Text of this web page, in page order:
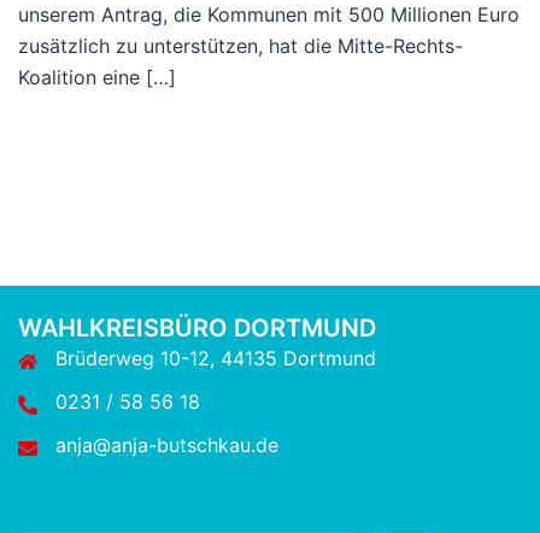
unserem Antrag, die Kommunen mit 500 Millionen Euro
zusätzlich zu unterstützen, hat die Mitte-Rechts-
Koalition eine […]
WAHLKREISBÜRO DORTMUND
Brüderweg 10-12, 44135 Dortmund
0231 / 58 56 18
anja@anja-butschkau.de